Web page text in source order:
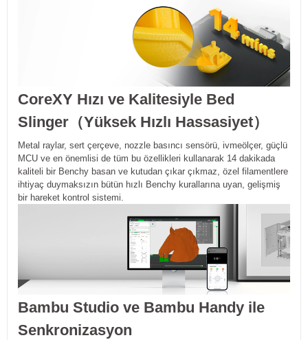
CoreXY Hızı ve Kalitesiyle Bed
Slinger（Yüksek Hızlı Hassasiyet）
Metal raylar, sert çerçeve, nozzle basıncı sensörü, ivmeölçer, güçlü
MCU ve en önemlisi de tüm bu özellikleri kullanarak 14 dakikada
kaliteli bir Benchy basan ve kutudan çıkar çıkmaz, özel filamentlere
ihtiyaç duymaksızın bütün hızlı Benchy kurallarına uyan, gelişmiş
bir hareket kontrol sistemi.
Bambu Studio ve Bambu Handy ile
Senkronizasyon